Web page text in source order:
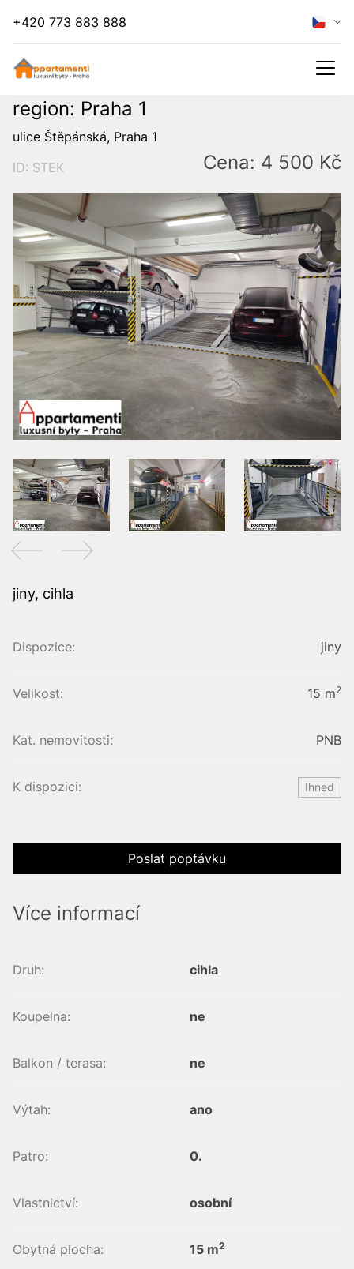
+420 773 883 888
region: Praha 1
ulice Štěpánská, Praha 1
ID: STEK
Cena: 4 500 Kč
jiny, cihla
Dispozice: jiny
Velikost: 15 m2
Kat. nemovitosti: PNB
K dispozici: Ihned
Poslat poptávku
Více informací
Druh: cihla
Koupelna: ne
Balkon / terasa: ne
Výtah: ano
Patro: 0.
Vlastnictví: osobní
Obytná plocha: 15 m2